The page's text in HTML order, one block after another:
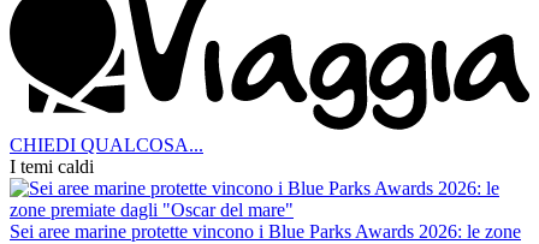
CHIEDI QUALCOSA...
I temi caldi
Sei aree marine protette vincono i Blue Parks Awards 2026: le zone